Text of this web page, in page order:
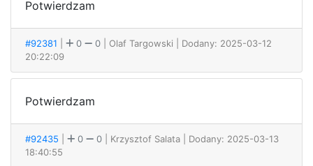
Potwierdzam
#92381 0 0 | Olaf Targowski
| Dodany: 2025-03-12
20:22:09
Potwierdzam
#92435 0 0 | Krzysztof Salata
| Dodany: 2025-03-13
18:40:55